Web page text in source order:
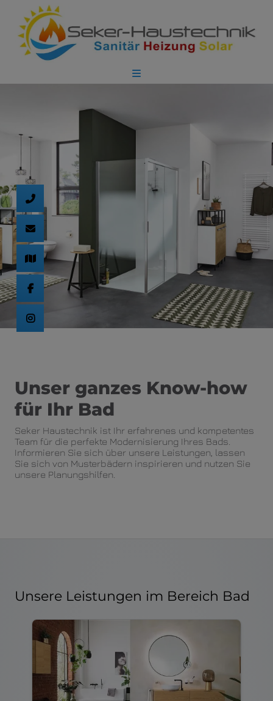
Unser ganzes Know-how
für Ihr Bad
Seker Haustechnik ist Ihr erfahrenes und kompetentes
Team für die perfekte Modernisierung Ihres Bads.
Informieren Sie sich über unsere Leistungen, lassen
Sie sich von Musterbädern inspirieren und nutzen Sie
unsere Planungshilfen.
Unsere Leistungen im Bereich Bad
und schließen
und schließen